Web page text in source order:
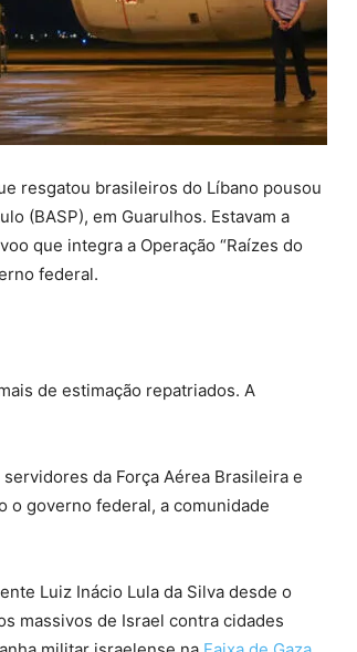
resgatou brasileiros do Líbano pousou
(BASP), em Guarulhos. Estavam a
que integra a Operação “Raízes do
federal.
de estimação repatriados. A
da Força Aérea Brasileira e
o governo federal, a comunidade
Luiz Inácio Lula da Silva desde o
massivos de Israel contra cidades